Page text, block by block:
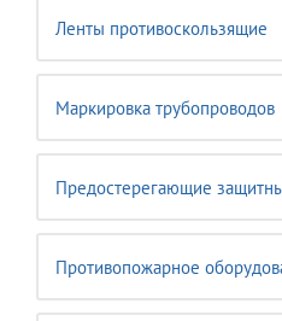
Ленты противоскользящие
Маркировка трубопроводов
Предостерегающие
Противопожарное